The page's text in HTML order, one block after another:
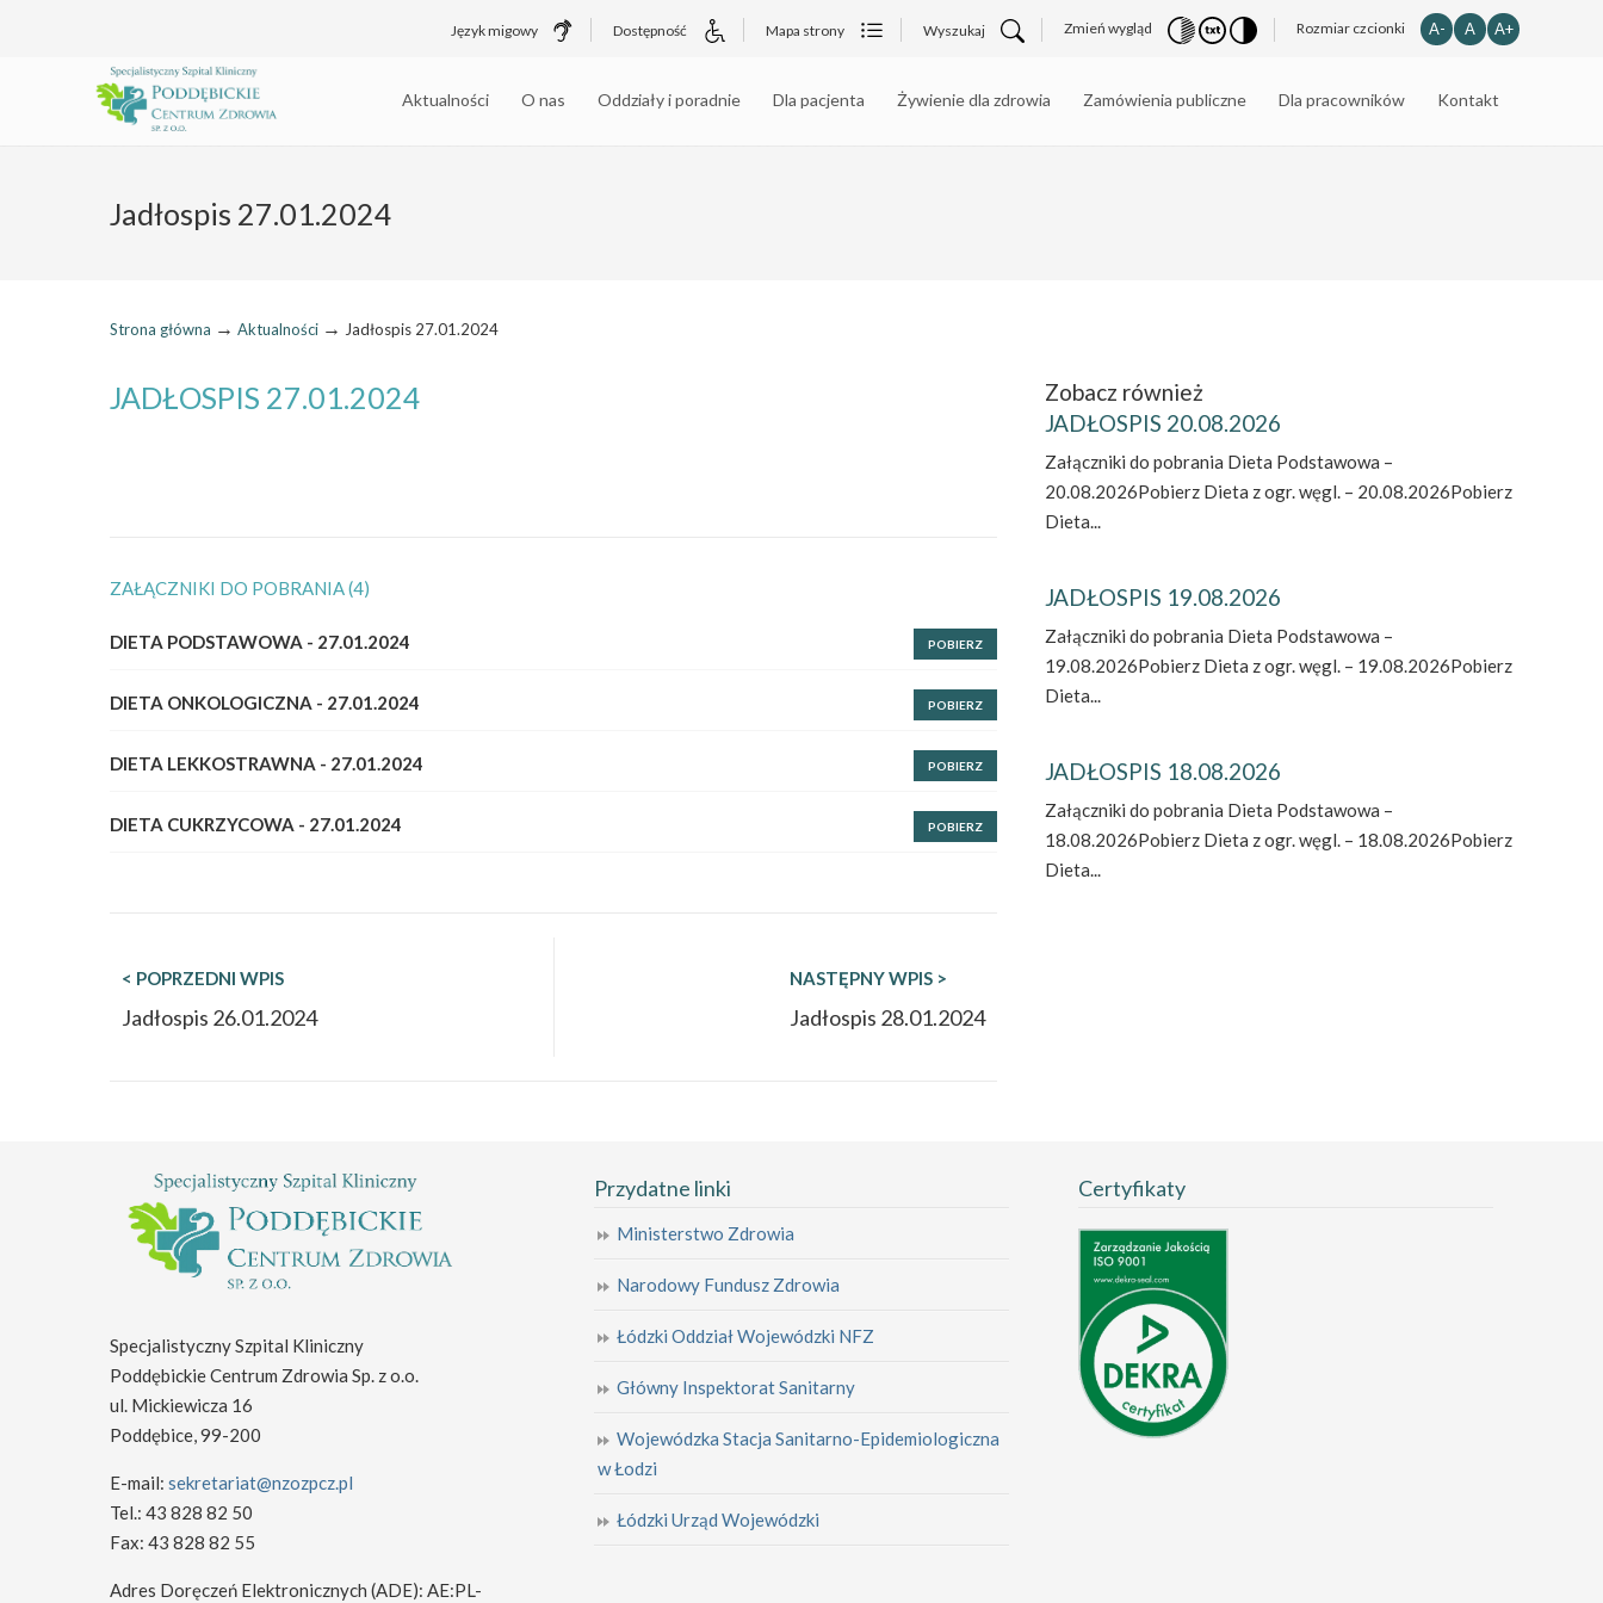
Język migowy Dostępność Mapa strony Wyszukaj Zmień wygląd Rozmiar czcionki A- A A+
Aktualności O nas Oddziały i poradnie Dla pacjenta Żywienie dla zdrowia Zamówienia publiczne Dla pracowników Kontakt
Jadłospis 27.01.2024
Strona główna → Aktualności → Jadłospis 27.01.2024
JADŁOSPIS 27.01.2024
ZAŁĄCZNIKI DO POBRANIA (4)
DIETA PODSTAWOWA - 27.01.2024 POBIERZ
DIETA ONKOLOGICZNA - 27.01.2024 POBIERZ
DIETA LEKKOSTRAWNA - 27.01.2024 POBIERZ
DIETA CUKRZYCOWA - 27.01.2024 POBIERZ
< POPRZEDNI WPIS
Jadłospis 26.01.2024
NASTĘPNY WPIS >
Jadłospis 28.01.2024
Zobacz również
JADŁOSPIS 20.08.2026
Załączniki do pobrania Dieta Podstawowa –
20.08.2026Pobierz Dieta z ogr. węgl. – 20.08.2026Pobierz
Dieta...
JADŁOSPIS 19.08.2026
Załączniki do pobrania Dieta Podstawowa –
19.08.2026Pobierz Dieta z ogr. węgl. – 19.08.2026Pobierz
Dieta...
JADŁOSPIS 18.08.2026
Załączniki do pobrania Dieta Podstawowa –
18.08.2026Pobierz Dieta z ogr. węgl. – 18.08.2026Pobierz
Dieta...
Specjalistyczny Szpital Kliniczny
Poddębickie Centrum Zdrowia Sp. z o.o.
ul. Mickiewicza 16
Poddębice, 99-200
E-mail: sekretariat@nzozpcz.pl
Tel.: 43 828 82 50
Fax: 43 828 82 55
Adres Doręczeń Elektronicznych (ADE): AE:PL-
Przydatne linki
Ministerstwo Zdrowia
Narodowy Fundusz Zdrowia
Łódzki Oddział Wojewódzki NFZ
Główny Inspektorat Sanitarny
Wojewódzka Stacja Sanitarno-Epidemiologiczna
w Łodzi
Łódzki Urząd Wojewódzki
Certyfikaty